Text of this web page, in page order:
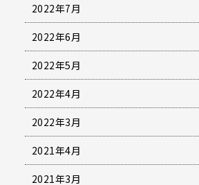
2022年7月
2022年6月
2022年5月
2022年4月
2022年3月
2021年4月
2021年3月